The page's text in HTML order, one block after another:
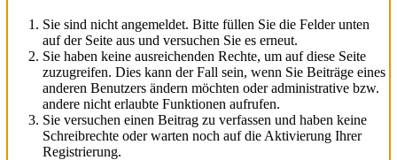
Sie sind nicht angemeldet. Bitte füllen Sie die Felder unten
auf der Seite aus und versuchen Sie es erneut.
Sie haben keine ausreichenden Rechte, um auf diese Seite
zuzugreifen. Dies kann der Fall sein, wenn Sie Beiträge eines
anderen Benutzers ändern möchten oder administrative bzw.
andere nicht erlaubte Funktionen aufrufen.
Sie versuchen einen Beitrag zu verfassen und haben keine
Schreibrechte oder warten noch auf die Aktivierung Ihrer
Registrierung.